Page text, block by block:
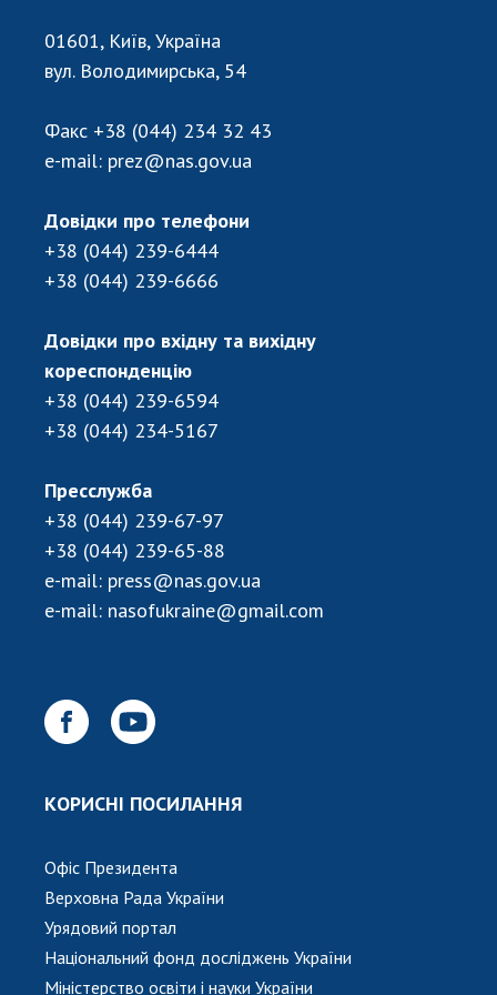
Підготовка наукових кадрів
Робота з молоддю
МІЖНАРОДНЕ СПІВРОБІТНИЦТВО
Міжнародні угоди
Міжнародні програми та конкурси
Нормативні акти НАН України
Державний бюджет НАН України
Вибори до складу НАН України
НОВИНИ
ЗАСІДАННЯ ПРЕЗИДІЇ НАН УКРАЇНИ
НАУКОВІ ВИДАННЯ
КОНТАКТИ
01601, Київ, Україна
вул. Володимирська, 54
Факс +38 (044) 234 32 43
e-mail: prez@nas.gov.ua
Довідки про телефони
+38 (044) 239-6444
+38 (044) 239-6666
Довідки про вхідну та вихідну
кореспонденцію
+38 (044) 239-6594
+38 (044) 234-5167
Пресслужба
+38 (044) 239-67-97
+38 (044) 239-65-88
e-mail: press@nas.gov.ua
e-mail: nasofukraine@gmail.com
КОРИСНІ ПОСИЛАННЯ
Офіс Президента
Верховна Рада України
Урядовий портал
Національний фонд досліджень України
Міністерство освіти і науки України